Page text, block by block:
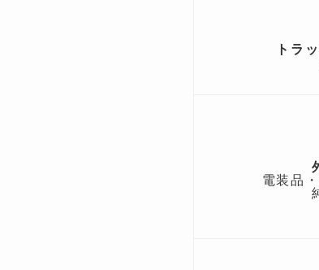
トラ
電装品